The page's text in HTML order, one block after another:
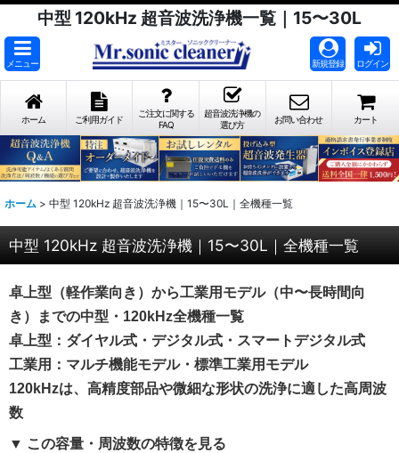
中型 120kHz 超音波洗浄機一覧｜15〜30L
メニュー 新規登録 ログイン
ホーム ご利用ガイド
ご注文に関する
FAQ
超音波洗浄機の
選び方
お問い合わせ カート
ホーム > 中型 120kHz 超音波洗浄機｜15〜30L｜全機種一覧
中型 120kHz 超音波洗浄機｜15〜30L｜全機種一覧
卓上型（軽作業向き）から工業用モデル（中〜長時間向
き）までの中型・120kHz全機種一覧
卓上型：ダイヤル式・デジタル式・スマートデジタル式
工業用：マルチ機能モデル・標準工業用モデル
120kHzは、高精度部品や微細な形状の洗浄に適した高周波
数
▼ この容量・周波数の特徴を見る